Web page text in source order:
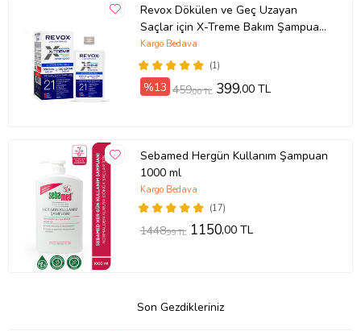
Revox Dökülen ve Geç Uzayan
Saçlar için X-Treme Bakım Şampuanı
/ 400 ml
(1)
Kargo Bedava
%13 459,00 TL 399,00 TL
Sebamed Hergün Kullanım Şampuan
1000 ml
(17)
Kargo Bedava
1448,99 TL 1150,00 TL
Son Gezdikleriniz